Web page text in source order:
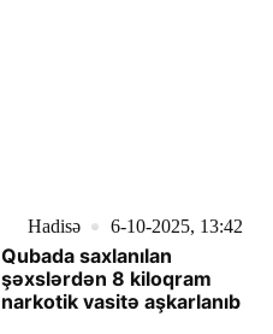
Hadisə 6-10-2025, 13:42
Qubada saxlanılan
şəxslərdən 8 kiloqram
narkotik vasitə aşkarlanıb